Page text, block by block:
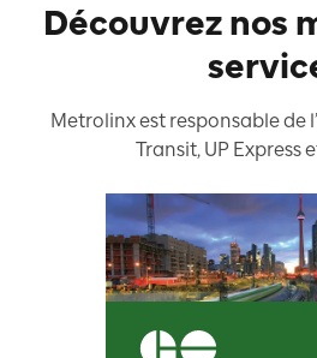
Découvrez nos
Metrolinx est responsable de
Transit, UP Express